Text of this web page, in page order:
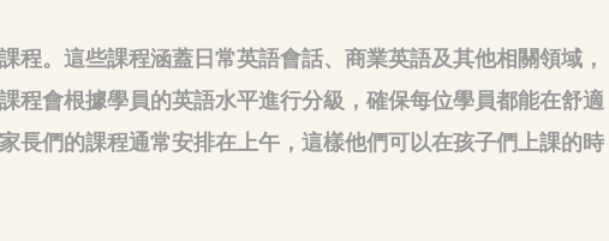
程。這些課程涵蓋日常英語會話、商業英語及其他相關領域，
程會根據學員的英語水平進行分級，確保每位學員都能在舒適
長們的課程通常安排在上午，這樣他們可以在孩子們上課的時